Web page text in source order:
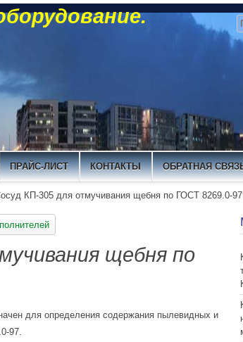
ПРАЙС-ЛИСТ КОНТАКТЫ ОБРАТНАЯ
КП-305 для отмучивания щебня по ГОСТ 8269.0-
щебня по
для определения содержания пылевидных и
97.